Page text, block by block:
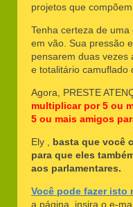
projetos que compõem
Tenha certeza de
em vão. Sua pressão
pensarem duas vezes
e totalitário camuflado
Agora, PRESTE
multiplicar por 5 ou
5 ou mais amigos
Ely , basta que você
para que eles
aos parlamentares.
Você pode fazer isto
a página, insira o e-